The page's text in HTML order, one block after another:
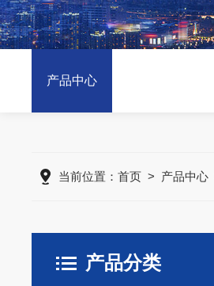
产品中心
当前位置：首页 > 产品中心
产品分类